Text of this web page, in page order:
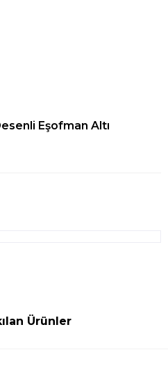
Eşofman Altı
Ürünler